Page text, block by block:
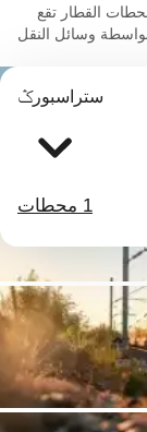
القطار تقع
وسائل النقل
ستراسبورݣ
1 محطات